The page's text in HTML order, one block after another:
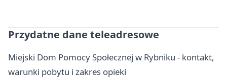
Przydatne dane teleadresowe
Miejski Dom Pomocy Społecznej w Rybniku - kontakt,
warunki pobytu i zakres opieki